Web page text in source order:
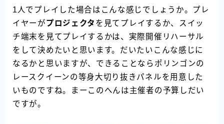
1人でプレイした場合はこんな感じでしょうか。プレ
イヤーがプロジェクタ を見てプレイするか、スイッ
チ端末を見てプレイするかは、実際開催リハーサル
をして決めたいと思います。だいたいこんな感じに
なるかと思いますが、できることならポリンゴンの
レースクイーンの等身大切り抜きパネルを用意した
いものですね。まーこのへんは主催者の予算しだい
ですが。